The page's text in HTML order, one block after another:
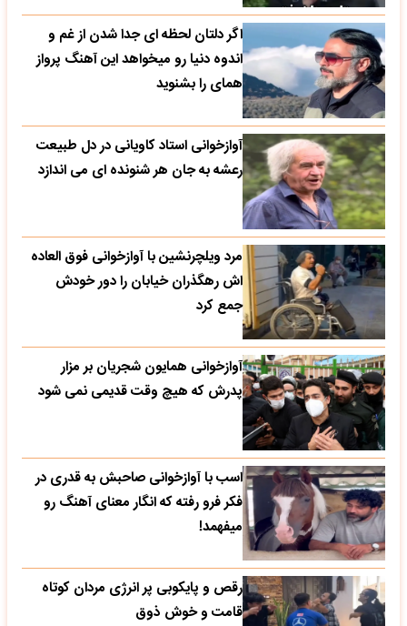
اگر دلتان لحظه ای جدا شدن از غم و
اندوه دنیا رو میخواهد این آهنگ پرواز
همای را بشنوید
آوازخوانی استاد کاویانی در دل طبیعت
رعشه به جان هر شنونده ای می اندازد
مرد ویلچرنشین با آوازخوانی فوق العاده
اش رهگذران خیابان را دور خودش
جمع کرد
آوازخوانی همایون شجریان بر مزار
پدرش که هیچ وقت قدیمی نمی شود
اسب با آوازخوانی صاحبش به قدری در
فکر فرو رفته که انگار معنای آهنگ رو
میفهمد!
رقص و پایکوبی پر انرژی مردان کوتاه
قامت و خوش ذوق